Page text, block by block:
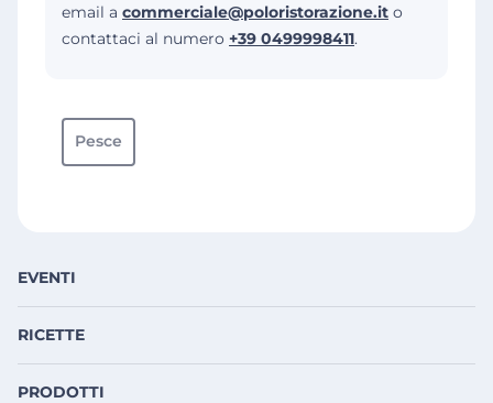
email a commerciale@poloristorazione.it o
contattaci al numero +39 0499998411.
Pesce
EVENTI
RICETTE
PRODOTTI